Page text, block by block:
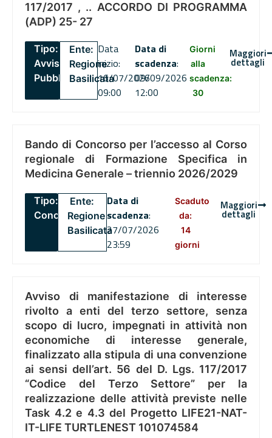
117/2017 , .. ACCORDO DI PROGRAMMA
(ADP) 25- 27
Tipo:
Avviso
Pubblico
Ente:
Regione
Basilicata
Data
inizio:
16/07/2026
09:00
Data di
scadenza:
09/09/2026
12:00
Giorni
alla
scadenza:
30
Maggiori
dettagli
Bando di Concorso per l’accesso al Corso
regionale di Formazione Specifica in
Medicina Generale – triennio 2026/2029
Tipo:
Concorsi
Ente:
Regione
Basilicata
Data di
scadenza:
27/07/2026
23:59
Scaduto
da:
14
giorni
Maggiori
dettagli
Avviso di manifestazione di interesse
rivolto a enti del terzo settore, senza
scopo di lucro, impegnati in attività non
economiche di interesse generale,
finalizzato alla stipula di una convenzione
ai sensi dell’art. 56 del D. Lgs. 117/2017
“Codice del Terzo Settore” per la
realizzazione delle attività previste nelle
Task 4.2 e 4.3 del Progetto LIFE21-NAT-
IT-LIFE TURTLENEST 101074584